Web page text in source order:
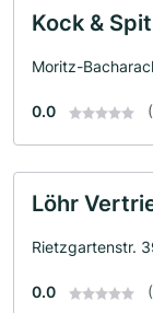
Kock &
Moritz-
0.0
Löhr
Rietzgartenstr.
0.0